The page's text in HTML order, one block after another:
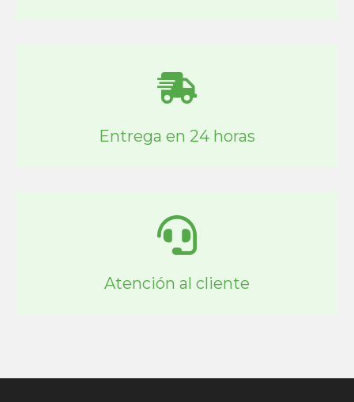
Entrega en 24 horas
Atención al cliente